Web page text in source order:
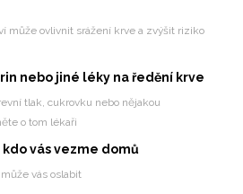
může ovlivnit srážení krve a zvýšit riziko
nebo jiné léky na ředění krve
tlak, cukrovku nebo nějakou
o tom lékaři
kdo vás vezme domů
vás oslabit